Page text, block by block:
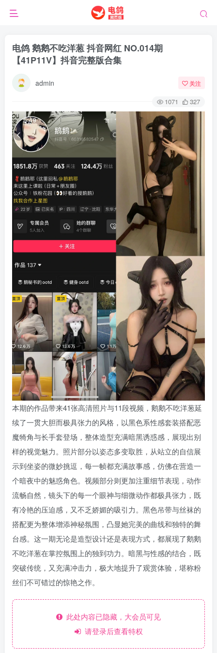
电鸽 鹅鹅不吃洋葱 抖音网红 NO.014期
【41P11V】抖音完整版合集
admin 关注
1071 327
本期的作品带来41张高清照片与11段视频，鹅鹅不吃洋葱延
续了一贯大胆而极具张力的风格，以黑色系性感套装搭配恶
魔犄角与长手套登场，整体造型充满暗黑诱惑感，展现出别
样的视觉魅力。照片部分以姿态多变取胜，从站立的自信展
示到坐姿的微妙挑逗，每一帧都充满故事感，仿佛在营造一
个暗夜中的魅惑角色。视频部分则更加注重细节表现，动作
流畅自然，镜头下的每一个眼神与细微动作都极具张力，既
有冷艳的压迫感，又不乏娇媚的吸引力。黑色吊带与丝袜的
搭配更为整体增添神秘氛围，凸显她完美的曲线和独特的舞
台感。这一期无论是造型设计还是表现方式，都展现了鹅鹅
不吃洋葱在掌控氛围上的独到功力。暗黑与性感的结合，既
突破传统，又充满冲击力，极大地提升了观赏体验，堪称粉
丝们不可错过的惊艳之作。
此处内容已隐藏，大会员可见
请登录后查看特权